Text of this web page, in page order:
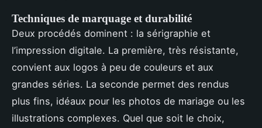
Techniques de marquage et durabilité
Deux procédés dominent : la sérigraphie et
l’impression digitale. La première, très résistante,
convient aux logos à peu de couleurs et aux
grandes séries. La seconde permet des rendus
plus fins, idéaux pour les photos de mariage ou les
illustrations complexes. Quel que soit le choix,